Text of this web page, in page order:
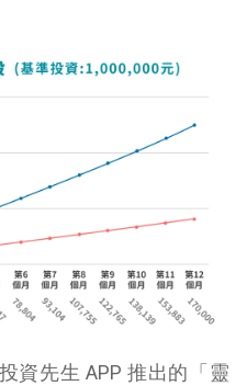
資先生 APP 推出的「靈